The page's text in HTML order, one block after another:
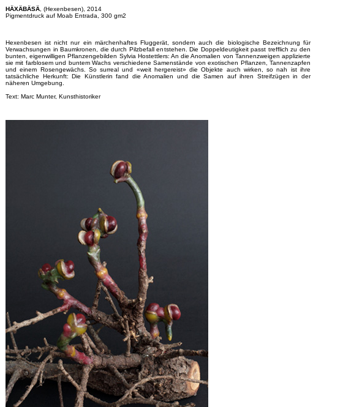
HÄXÄBÄSÄ , (Hexenbesen), 2014
Pigmentdruck auf Moab Entrada, 300 gm2
Hexenbesen ist nicht nur ein märchenhaftes Fluggerät, sondern auch die biologische Bezeichnung für
Verwachsungen in Baumkronen, die durch Pilzbefall entstehen. Die Doppeldeutigkeit passt trefflich zu den
bunten, eigenwilligen Pflanzengebilden Sylvia Hostettlers: An die Anomalien von Tannenzweigen applizierte
sie mit farblosem und buntem Wachs verschiedene Samenstände von exotischen Pflanzen, Tannenzapfen
und einem Rosengewächs. So surreal und «weit hergereist» die Objekte auch wirken, so nah ist ihre
tatsächliche Herkunft: Die Künstlerin fand die Anomalien und die Samen auf ihren Streifzügen in der
näheren Umgebung.
Text: Marc Munter, Kunsthistoriker